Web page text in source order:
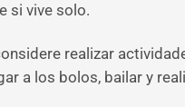
si vive solo.
realizar
a los bolos, bailar y